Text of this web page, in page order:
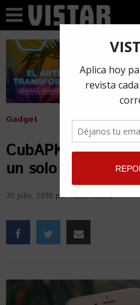
Gadget
CubAPK, todas
un solo sitio
30 julio, 2018 porAilén Rivero